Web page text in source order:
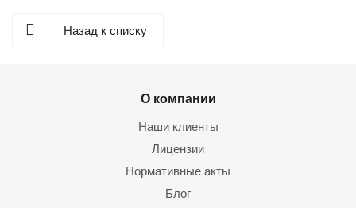
Назад к списку
О компании
Наши клиенты
Лицензии
Нормативные акты
Блог